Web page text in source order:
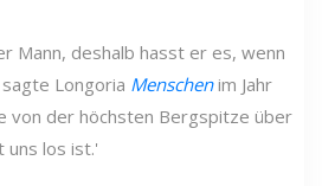
Mann, deshalb hasst er es, wenn
Longoria Menschen im Jahr
von der höchsten Bergspitze über
uns los ist.'